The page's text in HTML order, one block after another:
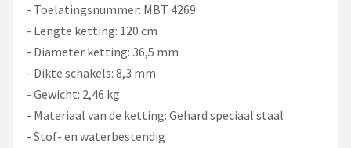
- Toelatingsnummer: MBT 4269
- Lengte ketting: 120 cm
- Diameter ketting: 36,5 mm
- Dikte schakels: 8,3 mm
- Gewicht: 2,46 kg
- Materiaal van de ketting: Gehard speciaal staal
- Stof- en waterbestendig